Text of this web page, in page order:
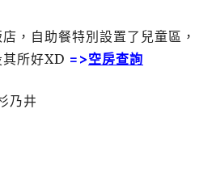
，自助餐特別設置了兒童區，
所好XD =>空房查詢